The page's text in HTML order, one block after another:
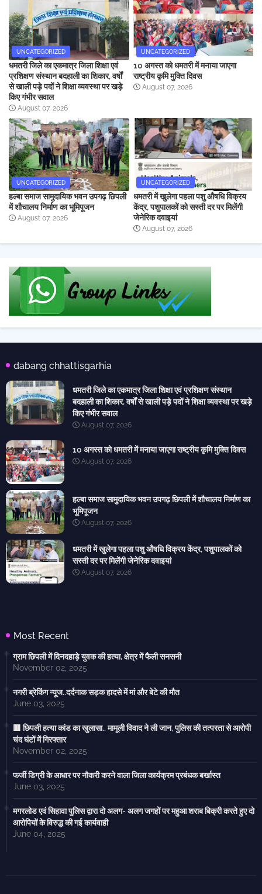
UNCATEGORIZED
धमतरी जिले का एकमात्र जिला शिक्षा एवं
प्रशिक्षण संस्थान बदहाली का शिकार, वर्षों
से खाली पड़े पदों ने शिक्षा व्यवस्था पर खड़े
किए गंभीर सवाल
August 07, 2026
UNCATEGORIZED
10 अगस्त को धमतरी में मनाया जाएगा
राष्ट्रीय कृमि मुक्ति दिवस
August 07, 2026
UNCATEGORIZED
हल्बा समाज सामुदायिक भवन उपगढ़ छिपली
में शौचालय निर्माण का भूमिपूजन
August 07, 2026
UNCATEGORIZED
धमतरी में खुलेगा पहला पशु औषधि विक्रय
केंद्र, पशुपालकों को सस्ती दर पर मिलेंगी
जेनेरिक दवाइयां
August 07, 2026
dabang chhattisgarhia
धमतरी जिले का एकमात्र जिला शिक्षा एवं प्रशिक्षण संस्थान
बदहाली का शिकार, वर्षों से खाली पड़े पदों ने शिक्षा व्यवस्था पर खड़े
किए गंभीर सवाल
August 07, 2026
10 अगस्त को धमतरी में मनाया जाएगा राष्ट्रीय कृमि मुक्ति दिवस
August 07, 2026
हल्बा समाज सामुदायिक भवन उपगढ़ छिपली में शौचालय निर्माण का
भूमिपूजन
August 07, 2026
धमतरी में खुलेगा पहला पशु औषधि विक्रय केंद्र, पशुपालकों को
सस्ती दर पर मिलेंगी जेनेरिक दवाइयां
August 07, 2026
Most Recent
ग्राम छिपली में दिनदहाड़े युवक की हत्या, क्षेत्र में फैली सनसनी
November 02, 2025
नगरी ब्रेकिंग न्यूज..दर्दनाक सड़क हादसे में मां और बेटे की मौत
June 03, 2025
🟥 छिपली हत्या कांड का खुलासा.. मामूली विवाद ने ली जान, पुलिस की तत्परता से आरोपी
चंद घंटों में गिरफ्तार
November 02, 2025
फर्जी डिग्री के आधार पर नौकरी करने वाला जिला कार्यक्रम प्रबंधक बर्खास्त
June 03, 2025
मगरलोड एवं सिहावा पुलिस द्वारा दो अलग- अलग जगहों पर महुआ शराब बिक्री करते हुए दो
आरोपियों के विरुद्ध की गई कार्यवाही
June 04, 2025